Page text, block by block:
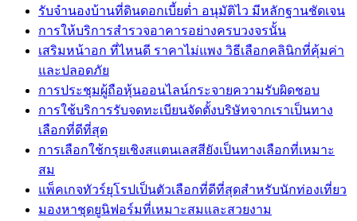
รับจำนองบ้านที่ดินดอกเบี้ยต่ำ อนุมัติไว มีหลักฐานชัดเจน
การให้บริการสำรวจอาคารอย่างครบวงจรนั้น
เสริมหน้าอก ที่ไหนดี ราคาไม่แพง วิธีเลือกคลินิกที่คุ้มค่า
และปลอดภัย
การประชุมผู้ถือหุ้นออนไลน์กระจายความรับผิดชอบ
การใช้บริการรับจดทะเบียนจัดตั้งบริษัทจากเราเป็นทาง
เลือกที่ดีที่สุด
การเลือกใช้กรุยเชิงสแตนเลสสียังเป็นทางเลือกที่เหมาะ
สม
แพ็คเกจทัวร์ยุโรปเป็นตัวเลือกที่ดีที่สุดสำหรับนักท่องเที่ยว
มองหาชุดยูนิฟอร์มที่เหมาะสมและสวยงาม